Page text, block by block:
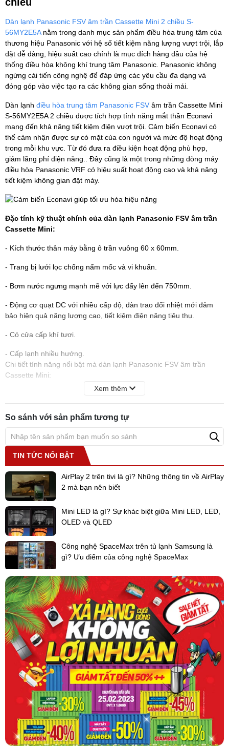
Dàn lạnh Panasonic FSV âm trần Cassette Mini 2 chiều S-
56MY2E5Anằm trong danh mục sản phẩm điều hòa trung tâm của
thương hiệu Panasonic với hệ số tiết kiệm năng lượng vượt trội, lắp
đặt dễ dàng, hiệu suất cao chính là mục đích hàng đầu của hệ
thống điều hòa không khí trung tâm Panasonic. Panasonic không
ngừng cải tiến công nghệ để đáp ứng các yêu cầu đa dạng và
đóng góp vào việc tạo ra các không gian sống thoải mái.
Dàn lạnh điều hòa trung tâm Panasonic FSV âm trần Cassette Mini
S-56MY2E5A 2 chiều được tích hợp tính năng mắt thần Econavi
mang đến khả năng tiết kiệm điện vượt trội. Cảm biến Econavi có
thể cảm nhận được sự có mặt của con người và mức độ hoạt động
trong mỗi khu vực. Từ đó đưa ra điều kiện hoạt động phù hợp,
giảm lãng phí điện năng.. Đây cũng là một trong những dòng máy
điều hòa Panasonic VRF có hiệu suất hoạt động cao và khả năng
tiết kiệm không gian đặt máy.
Đặc tính kỹ thuật chính của dàn lạnh Panasonic FSV âm trần
Cassette Mini:
- Kích thước thân máy bằng ô trần vuông 60 x 60mm.
- Trang bị lưới lọc chống nấm mốc và vi khuẩn.
- Bơm nước ngưng mạnh mẽ với lực đẩy lên đến 750mm.
- Động cơ quạt DC với nhiều cấp độ, dàn trao đổi nhiệt mới đảm
bảo hiện quả năng lượng cao, tiết kiệm điện năng tiêu thụ.
- Có cửa cấp khí tươi.
- Cấp lạnh nhiều hướng.
Chi tiết tính năng nổi bật mà dàn lạnh Panasonic FSV âm trần
Cassette Mini:
thể lắp đặt trong những phòng nhỏ có không gian hạn chế.
- Nhẹ hơn, mỏng hơn, dễ lắp đặt hơn: Với khu vực hạn chế không
gian trần thì dàn lạnh âm trần Mini Cassette rất phù hợp (chỉ cần
khoảng không gian 288mm lắp đặt thân máy).
- Bơm nước ngưng mạnh mẽ: Tích hợp bơm nước ngưng mạnh
mẽ cho phép đặt ống thoát nước ngưng lên đến 750mm.
- Bộ lọc không khí chống nấm mốc tuổi thọ cao: Bộ lọc không khí
chống nấm mốc và vi khuẩn có thể vệ sinh đảm bảo không khí luôn
sạch và an toàn.
Xem thêm các sản phẩm khác tại:
Panasonic
Do điều hòa trung tâm
hãng để có giá tốt nhất cho dự án. Vì thế, chủ đầu tư, nhà thầu vui
lòng liên hệ tới hotline 091 6332 988- 091 2262 305- 094 7853 003
để được hỗ trợ tư vấn, thiết kế hoàn toàn MIỄN PHÍ và báo giá
nhanh nhất.
Qúy khách có thể tham khảo thêm các dòng điều hòa trung
tâm được phân phối bởi Điện máy 247 trực tiếp
trên website:dienmayonline247.com-lapdieuhoa.vn
Xem thêm
So sánh với sản phẩm tương tự
TIN TỨC NỔI BẬT
AirPlay 2 trên tivi là gì? Những thông tin về AirPlay
2 mà bạn nên biết
Mini LED là gì? Sự khác biệt giữa Mini LED, LED,
OLED và QLED
Công nghệ SpaceMax trên tủ lạnh Samsung là
gì? Ưu điểm của công nghệ SpaceMax